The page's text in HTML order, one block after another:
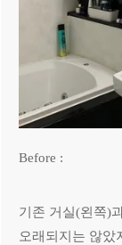
Before :
기존 거실(왼쪽)
오래되지는 않았